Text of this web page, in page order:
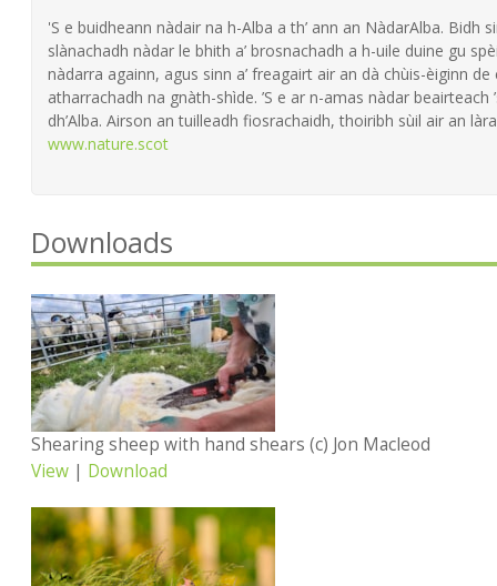
'S e buidheann nàdair na h-Alba a th’ ann an NàdarAlba. Bidh
slànachadh nàdar le bhith a’ brosnachadh a h-uile duine gu
nàdarra againn, agus sinn a’ freagairt air an dà chùis-èiginn de
atharrachadh na gnàth-shìde. ’S e ar n-amas nàdar
dh’Alba. Airson an tuilleadh fiosrachaidh, thoiribh sùil air an
www.nature.scot
Downloads
Shearing sheep with hand shears (c) Jon Macleod
View | Download